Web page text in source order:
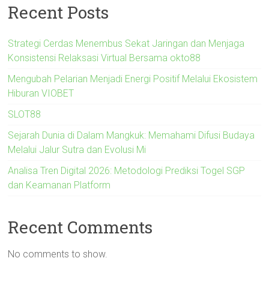
Recent Posts
Strategi Cerdas Menembus Sekat Jaringan dan Menjaga
Konsistensi Relaksasi Virtual Bersama okto88
Mengubah Pelarian Menjadi Energi Positif Melalui Ekosistem
Hiburan VIOBET
SLOT88
Sejarah Dunia di Dalam Mangkuk: Memahami Difusi Budaya
Melalui Jalur Sutra dan Evolusi Mi
Analisa Tren Digital 2026: Metodologi Prediksi Togel SGP
dan Keamanan Platform
Recent Comments
No comments to show.